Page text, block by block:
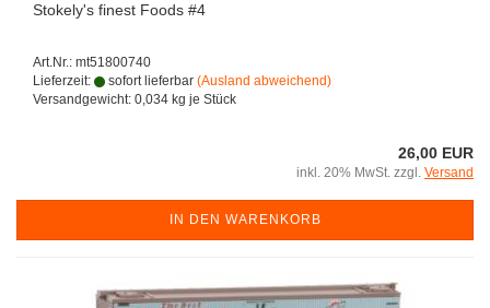
Stokely's finest Foods #4
Art.Nr.: mt51800740
Lieferzeit:
sofort lieferbar (Ausland abweichend)
Versandgewicht: 0,034 kg je Stück
26,00 EUR
inkl. 20% MwSt. zzgl. Versand
IN DEN WARENKORB